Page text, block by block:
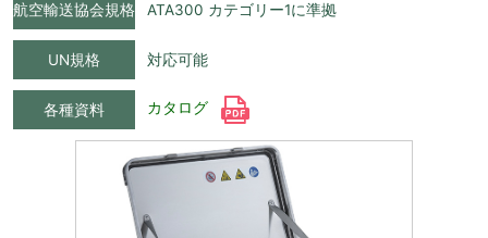
航空輸送協会規格 ATA300 カテゴリー1に準拠
UN規格 対応可能
各種資料 カタログ